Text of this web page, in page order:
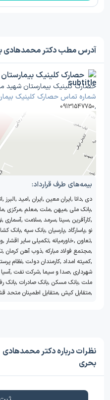
آدرس مطب دکتر محمدهادی
حصارک کلینیک
حصارک کلینیک بیمارستان شهید
شماره تماس حصارک کلینیک
09131547750,
بیمه‌های طرف قرارداد:
دی ,دانا ,ایران معین ,ایران ,امید ,البرز ,
,بانک ملی ,میهن ,ملت ,معلم ,مرکزی ,ما
,کارآفرین ,سینا ,سرمد ,سلامت ,آسماری ,
نو ,پاسارگاد ,پارسیان ,بانک سپه ,بانک
,تعاون ,خاورمیانه ,تکمیلی سایر اقشار ,
,مجتمع فولاد مبارکه ,ذوب آهن کرمان ,
,کمیته امداد ,کارمندان دولت ,نظام
شهرداری ,صدا و سیما ,شرکت نفت ,آسیا
ملت ,بانک مسکن ,بانک صادرات ,بانک
,متقابل کیش ,متقابل اطمینان متحد
نظرات درباره دکتر محمدهادی
بحری